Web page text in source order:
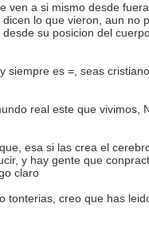
ven a si mismo desde
lo que vieron, aun no
su posicion del
siempre es =, seas
real este que vivimos,
esa si las crea el
y hay gente que
claro
tonterias, creo que has